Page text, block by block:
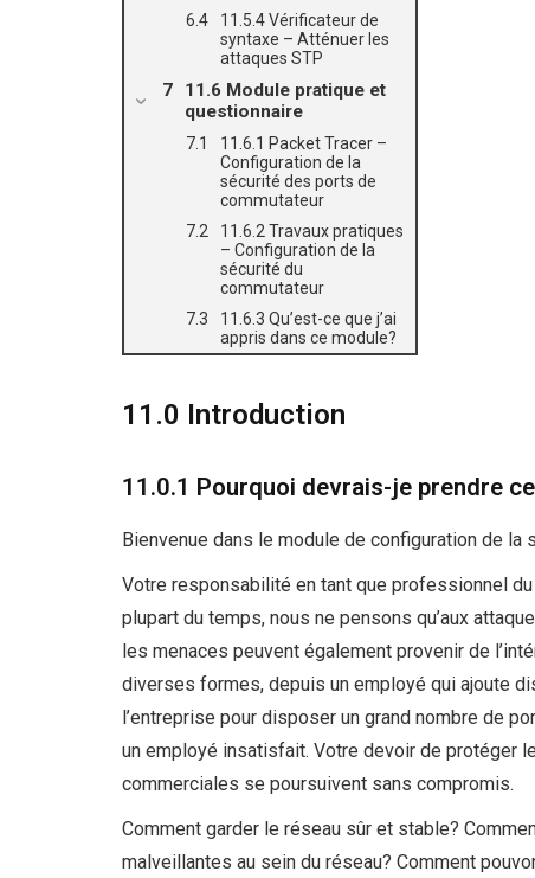
11.5.4 Vérificateur de
syntaxe – Atténuer les
attaques STP
11.6 Module pratique et
questionnaire
11.6.1 Packet Tracer –
Configuration de la
sécurité des ports de
commutateur
11.6.2 Travaux pratiques
– Configuration de la
sécurité du
commutateur
11.6.3 Qu’est-ce que j’ai
appris dans ce module?
11.0 Introduction
11.0.1 Pourquoi devrais-je prendre
Bienvenue dans le module de configuration de la
Votre responsabilité en tant que professionnel
plupart du temps, nous ne pensons qu’aux
les menaces peuvent également provenir de
diverses formes, depuis un employé qui ajoute
l’entreprise pour disposer un grand nombre de
un employé insatisfait. Votre devoir de protéger
commerciales se poursuivent sans compromis.
Comment garder le réseau sûr et stable?
malveillantes au sein du réseau? Comment